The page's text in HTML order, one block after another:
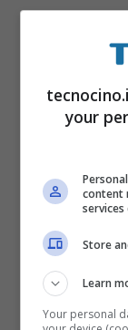
Rete:
/
Altro:
your
content
Store
Learn
Your personal